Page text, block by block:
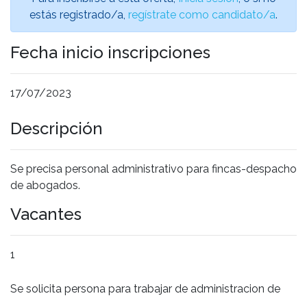
estás registrado/a, regístrate como candidato/a.
Fecha inicio inscripciones
17/07/2023
Descripción
Se precisa personal administrativo para fincas-despacho
de abogados.
Vacantes
1
Se solicita persona para trabajar de administracion de